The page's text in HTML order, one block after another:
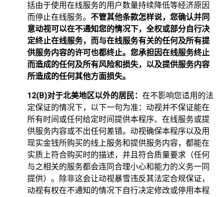
括由于使用在线服务的用户数量持续降低等经济原因
而停止在线服务。 不管其他条款怎样说，您确认并同
意动视可以在不通知您的情况下，全权或部分自行决
定终止在线服务，而与在线服务有关的任何及所有提
供服务内容的许可也都终止。您承担因在线服务终止
而造成的任何及所有风险和损失，以及提供服务内容
所造成的任何其他方面损失。
12(B)对于北美地区以外的居民： 在不影响您适用的法
定保证的情况下，以下一句为准：动视并不保证能在
所有时间或任何给定时间提供本程序、在线服务或提
供服务内容或不出任何差错。动视确保本程序以及用
现实金钱所购买的线上服务和提供服务内容，都能在
实质上符合购买时的描述，并且符合质量要求（任何
与之相关的服务都会连同合理小心和能力的义务一同
提供）。除非这会让动视暴雪违反其法定合规保证，
动视有权在不通知的情况下自行决定修改或停用本程